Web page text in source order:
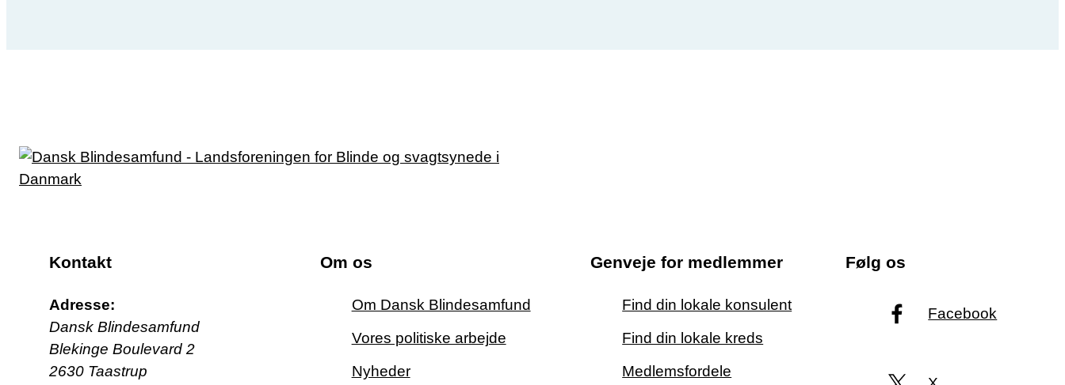
Kontakt
Adresse:
Dansk Blindesamfund
Blekinge Boulevard 2
2630 Taastrup
Om os
Om Dansk Blindesamfund
Vores politiske arbejde
Nyheder
Genveje for medlemmer
Find din lokale konsulent
Find din lokale kreds
Medlemsfordele
Følg os
Facebook